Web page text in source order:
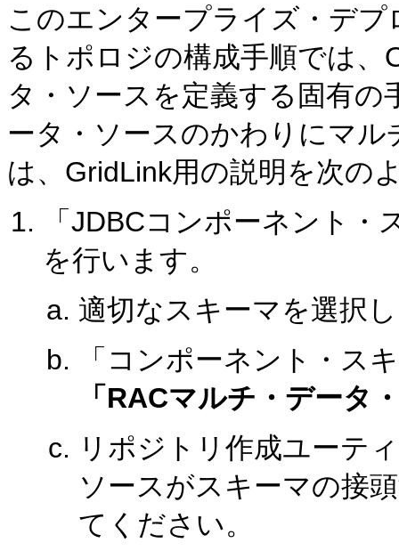
このエンタープライズ・デ
るトポロジの構成手順では
タ・ソースを定義する固有
ータ・ソースのかわりにマ
は、GridLink用の説明を次の
「JDBCコンポーネント
を行います。
適切なスキーマを選択
「コンポーネント・ス
「RACマルチ・データ
リポジトリ作成ユーテ
ソースがスキーマの接
てください。